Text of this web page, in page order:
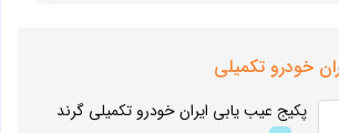
خودرو تکمیلی
پکیج عیب یابی ایران خودرو تکمیلی گرند